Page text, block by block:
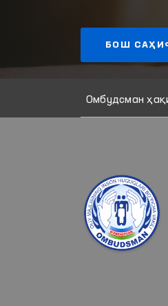
БОШ
Омбудсман